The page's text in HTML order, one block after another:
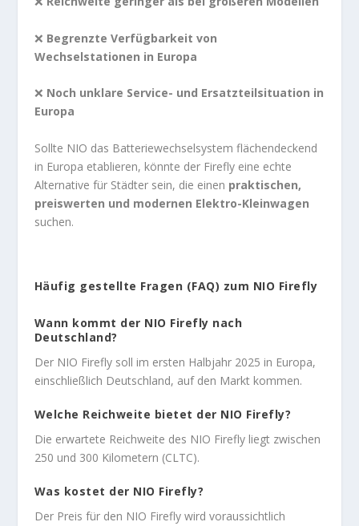
❌ Begrenzte Verfügbarkeit von
Wechselstationen in Europa
❌ Noch unklare Service- und Ersatzteilsituation in
Europa
Sollte NIO das Batteriewechselsystem flächendeckend
in Europa etablieren, könnte der Firefly eine echte
Alternative für Städter sein, die einen praktischen,
preiswerten und modernen Elektro-Kleinwagen
suchen.
Häufig gestellte Fragen (FAQ) zum NIO Firefly
Wann kommt der NIO Firefly nach
Deutschland?
Der NIO Firefly soll im ersten Halbjahr 2025 in Europa,
einschließlich Deutschland, auf den Markt kommen.
Welche Reichweite bietet der NIO Firefly?
Die erwartete Reichweite des NIO Firefly liegt zwischen
250 und 300 Kilometern (CLTC).
Was kostet der NIO Firefly?
Der Preis für den NIO Firefly wird voraussichtlich